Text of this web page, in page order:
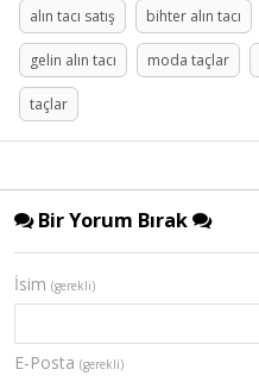
alın tacı satış bihter alın tacı
gelin alın tacı moda taçlar
taçlar
Bir Yorum Bırak
İsim (gerekli)
E-Posta (gerekli)